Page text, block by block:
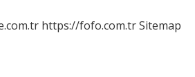
https://fofo.com.trSitemap